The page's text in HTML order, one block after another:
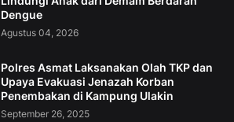
Dengue
Agustus 04, 2026
Polres Asmat Laksanakan Olah TKP dan
Upaya Evakuasi Jenazah Korban
Penembakan di Kampung Ulakin
September 26, 2025